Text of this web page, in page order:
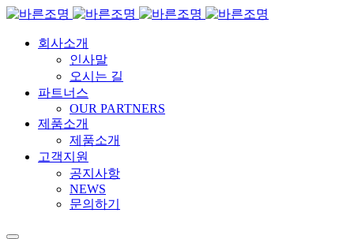
회사소개
인사말
오시는 길
파트너스
OUR PARTNERS
제품소개
제품소개
고객지원
공지사항
NEWS
문의하기